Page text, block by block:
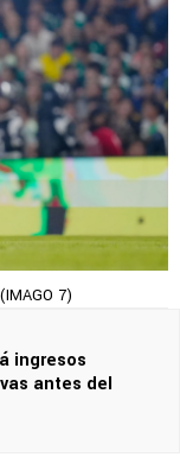
7)
ingresos
antes del